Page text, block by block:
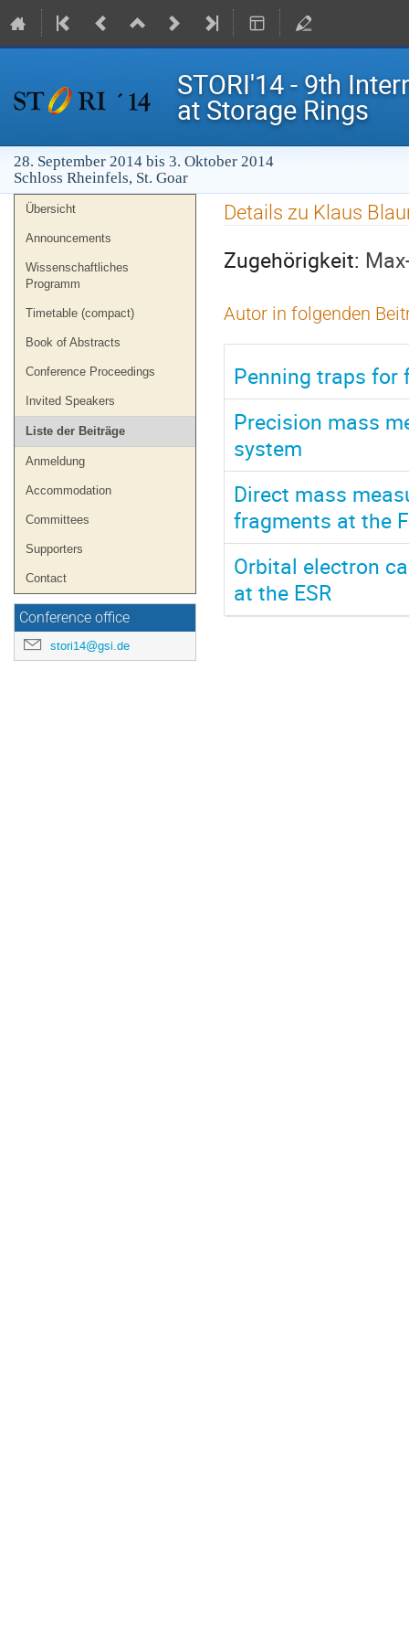
STORI'14 - 9th
at Storage Rings
28. September 2014 bis 3. Oktober 2014
Schloss Rheinfels, St. Goar
Veranstaltungsmenü
Übersicht
Announcements
Wissenschaftliches
Programm
Timetable (compact)
Book of Abstracts
Conference Proceedings
Invited Speakers
Liste der Beiträge
Anmeldung
Accommodation
Committees
Supporters
Contact
Conference office
stori14@gsi.de
Details zu Klaus
Zugehörigkeit:
Autor in folgenden
Penning traps for
Precision mass
system
Direct mass
fragments at the
Orbital electron
at the ESR